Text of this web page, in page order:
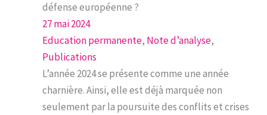
défense européenne ?
27 mai 2024
Education permanente, Note d’analyse
Publications
L’année 2024 se présente comme une année
charnière. Ainsi, elle est déjà marquée non
seulement par la poursuite des conflits et crises